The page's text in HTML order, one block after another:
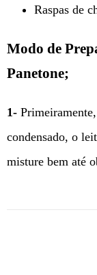
Raspas de
Modo de
Panetone;
1-
condensado, o
misture bem até